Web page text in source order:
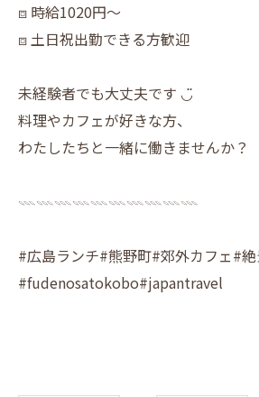
⧈ 時給1020円〜
⧈ 土日祝出勤できる方歓迎
未経験者でも大丈夫です ◡̈
料理やカフェが好きな方、
わたしたちと一緒に働きませんか？
𓇠𓇠𓇠𓇠𓇠𓇠𓇠𓇠𓇠𓇠
#広島ランチ#熊野町#郊外カフェ#
#fudenosatokobo#japantravel